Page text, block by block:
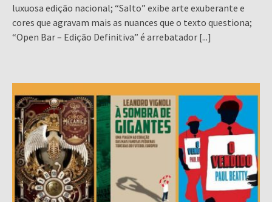
luxuosa edição nacional; “Salto” exibe arte exuberante e
cores que agravam mais as nuances que o texto questiona;
“Open Bar – Edição Definitiva” é arrebatador [...]